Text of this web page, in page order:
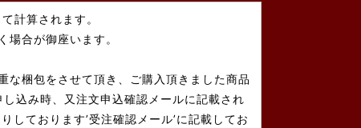
計算されます。
場合が御座います。
な梱包をさせて頂き、ご購入頂きました商品
込み時、又注文申込確認メールに記載され
しております’受注確認メール’に記載してお